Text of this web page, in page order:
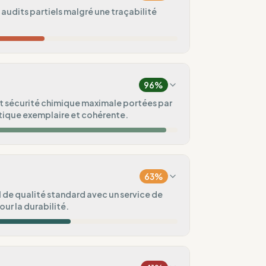
audits partiels malgré une traçabilité
Asie)
(Europe)
96%
sécurité chimique maximale portées par
exemplaire et cohérente.
100
63%
qualité standard avec un service de
la durabilité.